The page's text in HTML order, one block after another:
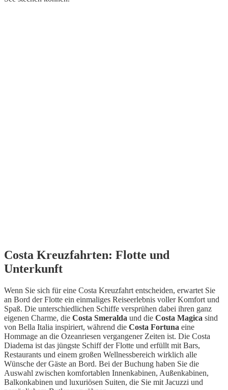
Costa Kreuzfahrten: Flotte und
Unterkunft
Wenn Sie sich für eine Costa Kreuzfahrt entscheiden, erwartet Sie
an Bord der Flotte ein einmaliges Reiseerlebnis voller Komfort und
Spaß. Die unterschiedlichen Schiffe versprühen dabei ihren ganz
eigenen Charme, die Costa Smeralda und die Costa Magica sind
von Bella Italia inspiriert, während die Costa Fortuna eine
Hommage an die Ozeanriesen vergangener Zeiten ist. Die Costa
Diadema ist das jüngste Schiff der Flotte und erfüllt mit Bars,
Restaurants und einem großen Wellnessbereich wirklich alle
Wünsche der Gäste an Bord. Bei der Buchung haben Sie die
Auswahl zwischen komfortablen Innenkabinen, Außenkabinen,
Balkonkabinen und luxuriösen Suiten, die Sie mit Jacuzzi und